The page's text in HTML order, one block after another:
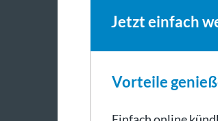
Jetzt einfach
Vorteile